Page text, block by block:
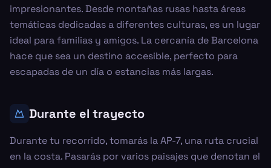
impresionantes. Desde montañas rusas hasta áreas
temáticas dedicadas a diferentes culturas, es un lugar
ideal para familias y amigos. La cercanía de Barcelona
hace que sea un destino accesible, perfecto para
escapadas de un día o estancias más largas.
Durante el trayecto
Durante tu recorrido, tomarás la AP-7, una ruta crucial
en la costa. Pasarás por varios paisajes que denotan el